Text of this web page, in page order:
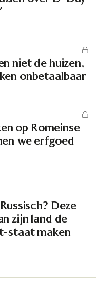
niet de huizen,
onbetaalbaar
op Romeinse
we erfgoed
Deze
zijn land de
staat maken